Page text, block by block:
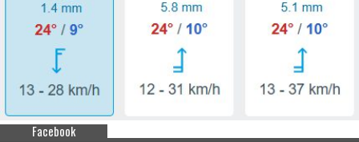
Facebook